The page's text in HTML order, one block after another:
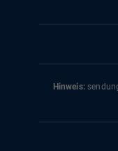
Hinweis: